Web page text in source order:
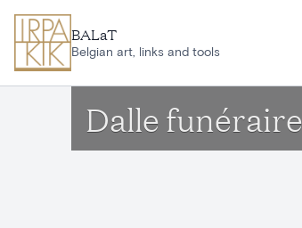
BALaT
Belgian art, links and tools
Dalle